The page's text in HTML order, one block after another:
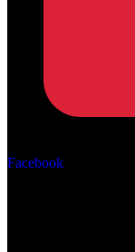
Facebook